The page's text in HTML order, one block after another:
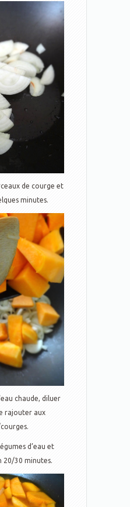
de courge et
minutes.
chaude, diluer
rajouter aux
d’eau et
20/30 minutes.